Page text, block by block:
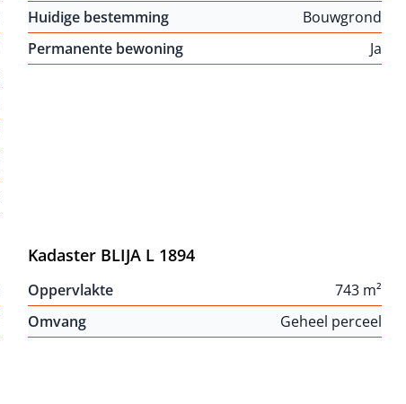
Huidige bestemming
Bouwgrond
Permanente bewoning
Ja
Kadaster BLIJA L 1894
Oppervlakte
743 m²
Omvang
Geheel perceel